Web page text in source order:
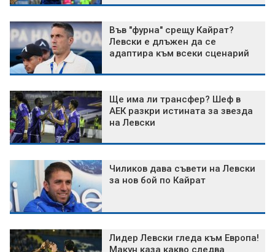
Във "фурна" срещу Кайрат?
Левски е длъжен да се
адаптира към всеки сценарий
Ще има ли трансфер? Шеф в
АЕК разкри истината за звезда
на Левски
Чиликов дава съвети на Левски
за нов бой по Кайрат
Лидер Левски гледа към Европа!
Макун каза какво следва